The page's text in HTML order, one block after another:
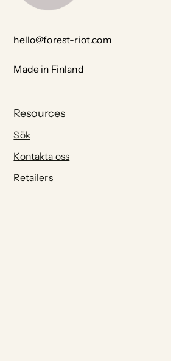
hello@forest-riot.com
Made in Finland
Resources
Sök
Kontakta oss
Retailers